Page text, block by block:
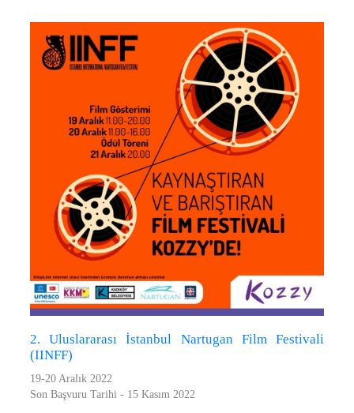
2. Uluslararası İstanbul Nartugan Film Festivali
(IINFF)
19-20 Aralık 2022
Son Başvuru Tarihi - 15 Kasım 2022